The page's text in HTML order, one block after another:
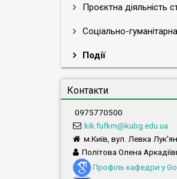
Проєктна діяльність
Соціально-
Події
Контакти
0975770500
kik.fufkm@kubg.edu.ua
м.Київ, вул. Левка
Політова Олена
Профіль кафедри у